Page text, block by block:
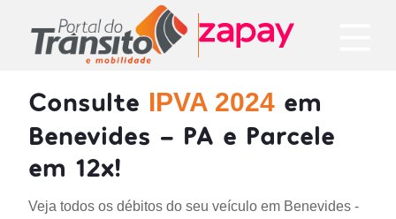
Consulte IPVA 2024 em
Benevides - PA e Parcele
em 12x!
Veja todos os débitos do seu veículo em Benevides -